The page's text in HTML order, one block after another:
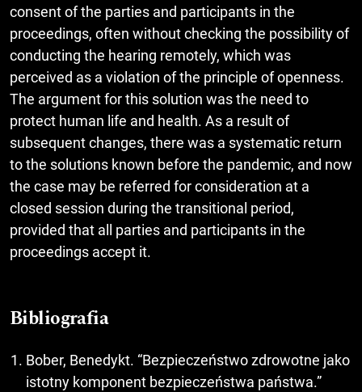
consent of the parties and participants in the
proceedings, often without checking the possibility of
conducting the hearing remotely, which was
perceived as a violation of the principle of openness.
The argument for this solution was the need to
protect human life and health. As a result of
subsequent changes, there was a systematic return
to the solutions known before the pandemic, and now
the case may be referred for consideration at a
closed session during the transitional period,
provided that all parties and participants in the
proceedings accept it.
Bibliografia
Bober, Benedykt. “Bezpieczeństwo zdrowotne jako
istotny komponent bezpieczeństwa państwa.”